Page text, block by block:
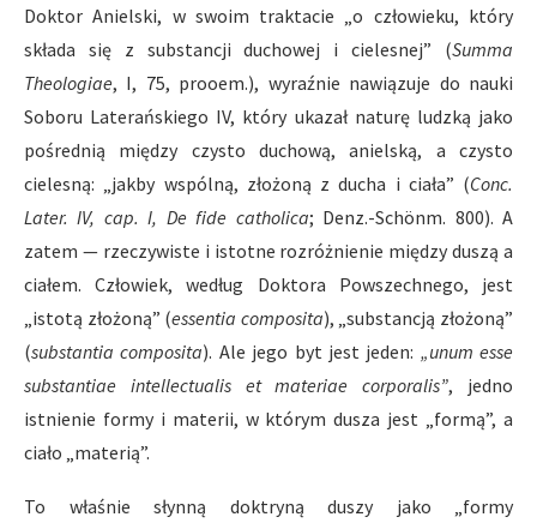
Doktor Anielski, w swoim traktacie „o człowieku, który
składa się z substancji duchowej i cielesnej” (Summa
Theologiae, I, 75, prooem.), wyraźnie nawiązuje do nauki
Soboru Laterańskiego IV, który ukazał naturę ludzką jako
pośrednią między czysto duchową, anielską, a czysto
cielesną: „jakby wspólną, złożoną z ducha i ciała” (Conc.
Later. IV, cap. I, De fide catholica; Denz.-Schönm. 800). A
zatem — rzeczywiste i istotne rozróżnienie między duszą a
ciałem. Człowiek, według Doktora Powszechnego, jest
„istotą złożoną” (essentia composita), „substancją złożoną”
(substantia composita). Ale jego byt jest jeden: „unum esse
substantiae intellectualis et materiae corporalis”, jedno
istnienie formy i materii, w którym dusza jest „formą”, a
ciało „materią”.
To właśnie słynną doktryną duszy jako „formy